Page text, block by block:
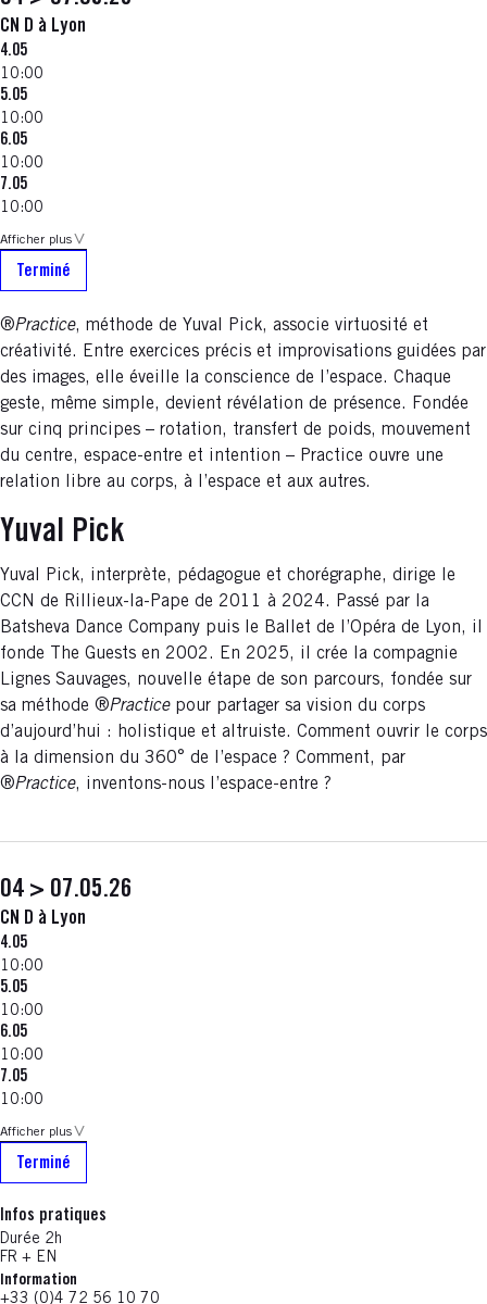
CN D à Lyon
4.05
10:00
5.05
10:00
6.05
10:00
7.05
10:00
Afficher plus
Terminé
®Practice, méthode de Yuval Pick, associe virtuosité et
créativité. Entre exercices précis et improvisations guidées par
des images, elle éveille la conscience de l’espace. Chaque
geste, même simple, devient révélation de présence. Fondée
sur cinq principes – rotation, transfert de poids, mouvement
du centre, espace-entre et intention – Practice ouvre une
relation libre au corps, à l’espace et aux autres.
Yuval Pick
Yuval Pick, interprète, pédagogue et chorégraphe, dirige le
CCN de Rillieux-la-Pape de 2011 à 2024. Passé par la
Batsheva Dance Company puis le Ballet de l’Opéra de Lyon, il
fonde The Guests en 2002. En 2025, il crée la compagnie
Lignes Sauvages, nouvelle étape de son parcours, fondée sur
sa méthode ®Practicepour partager sa vision du corps
d’aujourd’hui : holistique et altruiste. Comment ouvrir le corps
à la dimension du 360° de l’espace ? Comment, par
®Practice, inventons-nous l’espace-entre ?
04 > 07.05.26
CN D à Lyon
4.05
10:00
5.05
10:00
6.05
10:00
7.05
10:00
Afficher plus
Terminé
Infos pratiques
Durée 2h
FR + EN
Information
+33 (0)4 72 56 10 70